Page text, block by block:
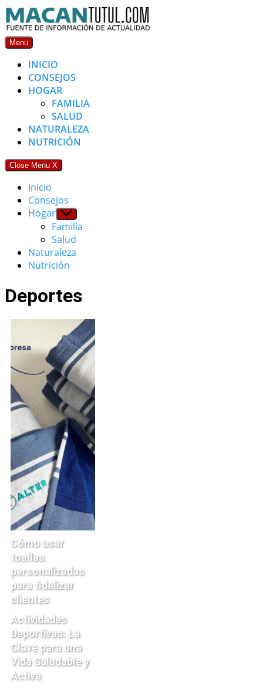
Skip
to
content
Menu
INICIO
CONSEJOS
HOGAR
FAMILIA
SALUD
NATURALEZA
NUTRICIÓN
Close Menu X
Inicio
Consejos
Hogar Show
sub
menu
Familia
Salud
Naturaleza
Nutrición
Deportes
Cómo usar
toallas
personalizadas
para fidelizar
clientes
Actividades
Deportivas: La
Clave para una
Vida Saludable y
Activa